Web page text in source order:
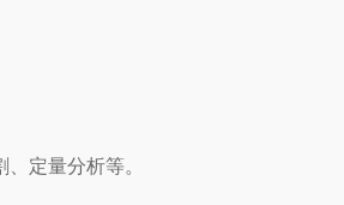
定量分析等。